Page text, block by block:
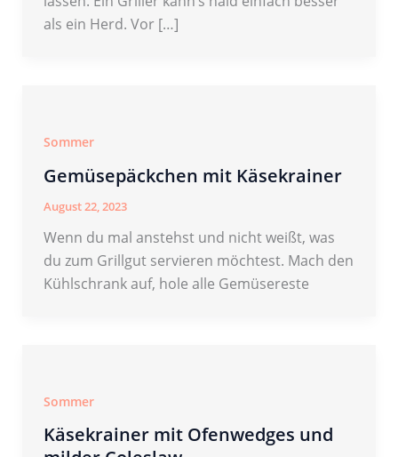
als ein Herd. Vor […]
Sommer
Gemüsepäckchen mit Käsekrainer
August 22, 2023
Wenn du mal anstehst und nicht weißt, was
du zum Grillgut servieren möchtest. Mach den
Kühlschrank auf, hole alle Gemüsereste
Sommer
Käsekrainer mit Ofenwedges und